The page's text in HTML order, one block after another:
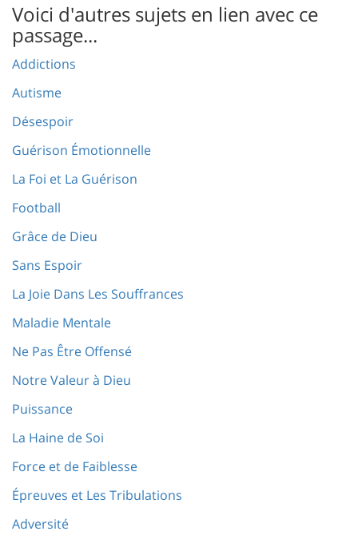
Voici d'autres sujets en lien avec ce
passage...
Addictions
Autisme
Désespoir
Guérison Émotionnelle
La Foi et La Guérison
Football
Grâce de Dieu
Sans Espoir
La Joie Dans Les Souffrances
Maladie Mentale
Ne Pas Être Offensé
Notre Valeur à Dieu
Puissance
La Haine de Soi
Force et de Faiblesse
Épreuves et Les Tribulations
Adversité